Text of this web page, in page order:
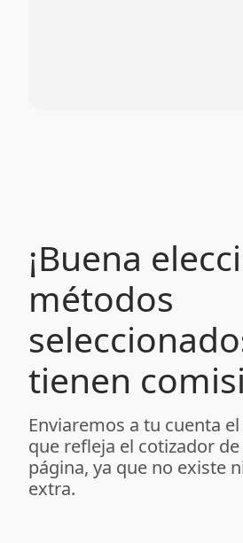
¡Buena
métodos
tienen
Enviaremos a tu cuenta
que refleja el cotizador
página, ya que no existe
extra.